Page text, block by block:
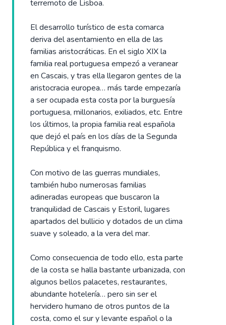
terremoto de Lisboa.
El desarrollo turístico de esta comarca
deriva del asentamiento en ella de las
familias aristocráticas. En el siglo XIX la
familia real portuguesa empezó a veranear
en Cascais, y tras ella llegaron gentes de la
aristocracia europea… más tarde empezaría
a ser ocupada esta costa por la burguesía
portuguesa, millonarios, exiliados, etc. Entre
los últimos, la propia familia real española
que dejó el país en los días de la Segunda
República y el franquismo.
Con motivo de las guerras mundiales,
también hubo numerosas familias
adineradas europeas que buscaron la
tranquilidad de Cascais y Estoril, lugares
apartados del bullicio y dotados de un clima
suave y soleado, a la vera del mar.
Como consecuencia de todo ello, esta parte
de la costa se halla bastante urbanizada, con
algunos bellos palacetes, restaurantes,
abundante hotelería… pero sin ser el
hervidero humano de otros puntos de la
costa, como el sur y levante español o la